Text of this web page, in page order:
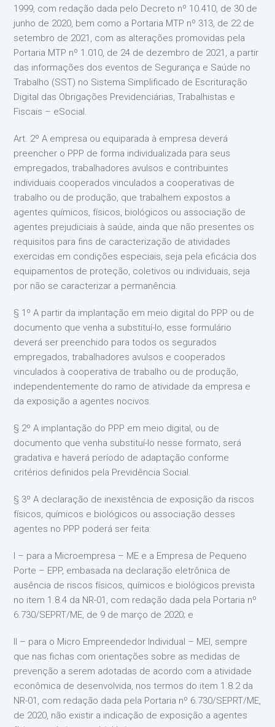
1999, com redação dada pelo Decreto nº 10.410, de 30 de
junho de 2020, bem como a Portaria MTP nº 313, de 22 de
setembro de 2021, com as alterações promovidas pela
Portaria MTP nº 1.010, de 24 de dezembro de 2021, a partir
das informações dos eventos de Segurança e Saúde no
Trabalho (SST) no Sistema Simplificado de Escrituração
Digital das Obrigações Previdenciárias, Trabalhistas e
Fiscais – eSocial.
Art. 2º A empresa ou equiparada à empresa deverá
preencher o PPP de forma individualizada para seus
empregados, trabalhadores avulsos e contribuintes
individuais cooperados vinculados a cooperativas de
trabalho ou de produção, que trabalhem expostos a
agentes químicos, físicos, biológicos ou associação de
agentes prejudiciais à saúde, ainda que não presentes os
requisitos para fins de caracterização de atividades
exercidas em condições especiais, seja pela eficácia dos
equipamentos de proteção, coletivos ou individuais, seja
por não se caracterizar a permanência.
§ 1º A partir da implantação em meio digital do PPP ou de
documento que venha a substituí-lo, esse formulário
deverá ser preenchido para todos os segurados
empregados, trabalhadores avulsos e cooperados
vinculados à cooperativa de trabalho ou de produção,
independentemente do ramo de atividade da empresa e
da exposição a agentes nocivos.
§ 2º A implantação do PPP em meio digital, ou de
documento que venha substituí-lo nesse formato, será
gradativa e haverá período de adaptação conforme
critérios definidos pela Previdência Social.
§ 3º A declaração de inexistência de exposição da riscos
físicos, químicos e biológicos ou associação desses
agentes no PPP poderá ser feita:
I – para a Microempresa – ME e a Empresa de Pequeno
Porte – EPP, embasada na declaração eletrônica de
ausência de riscos físicos, químicos e biológicos prevista
no item 1.8.4 da NR-01, com redação dada pela Portaria nº
6.730/SEPRT/ME, de 9 de março de 2020; e
II – para o Micro Empreendedor Individual – MEI, sempre
que nas fichas com orientações sobre as medidas de
prevenção a serem adotadas de acordo com a atividade
econômica de desenvolvida, nos termos do item 1.8.2 da
NR-01, com redação dada pela Portaria nº 6.730/SEPRT/ME,
de 2020, não existir a indicação de exposição a agentes